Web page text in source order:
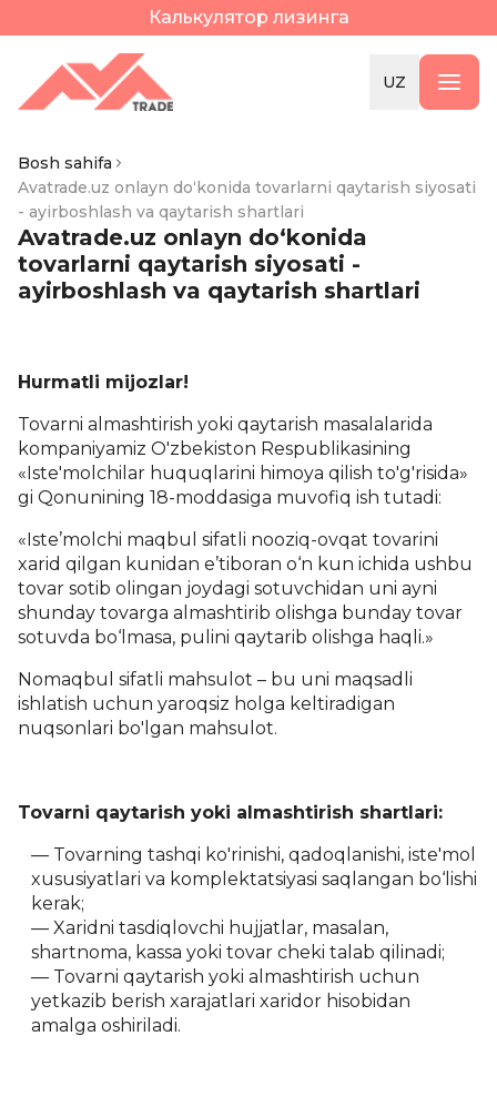
Калькулятор лизинга
UZ
Bosh sahifa
Avatrade.uz onlayn do‘konida tovarlarni qaytarish siyosati
- ayirboshlash va qaytarish shartlari
Avatrade.uz onlayn do‘konida
tovarlarni qaytarish siyosati -
ayirboshlash va qaytarish shartlari
Hurmatli mijozlar!
Tovarni almashtirish yoki qaytarish masalalarida
kompaniyamiz O'zbekiston Respublikasining
«Iste'molchilar huquqlarini himoya qilish to'g'risida»
gi Qonunining 18-moddasiga muvofiq ish tutadi:
«Iste’molchi maqbul sifatli nooziq-ovqat tovarini
xarid qilgan kunidan e’tiboran o‘n kun ichida ushbu
tovar sotib olingan joydagi sotuvchidan uni ayni
shunday tovarga almashtirib olishga bunday tovar
sotuvda bo‘lmasa, pulini qaytarib olishga haqli.»
Nomaqbul sifatli mahsulot – bu uni maqsadli
ishlatish uchun yaroqsiz holga keltiradigan
nuqsonlari bo'lgan mahsulot.
Tovarni qaytarish yoki almashtirish shartlari:
Tovarning tashqi ko'rinishi, qadoqlanishi, iste'mol
xususiyatlari va komplektatsiyasi saqlangan bo‘lishi
kerak;
Xaridni tasdiqlovchi hujjatlar, masalan,
shartnoma, kassa yoki tovar cheki talab qilinadi;
Tovarni qaytarish yoki almashtirish uchun
yetkazib berish xarajatlari xaridor hisobidan
amalga oshiriladi.